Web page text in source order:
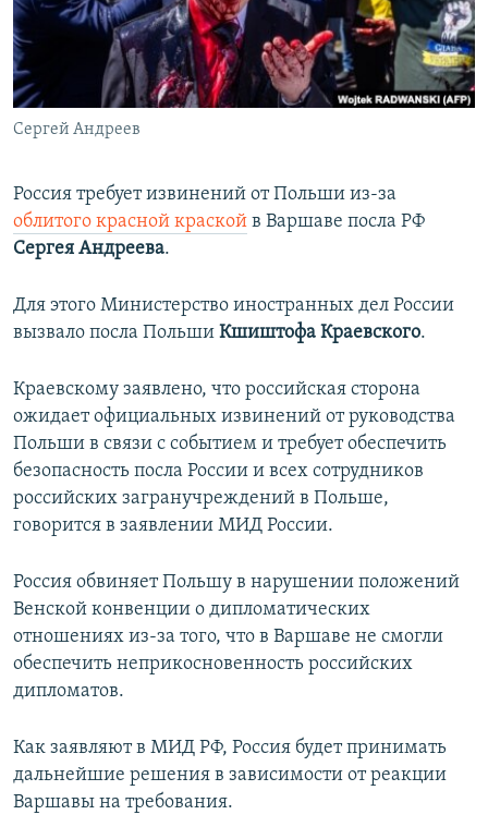
ПОБЕДИТЕЛЕЙ НЕ СУДЯТ?
КРЫМ.НЕПОКОРЕННЫЙ
ELIFBE
УКРАИНСКАЯ ПРОБЛЕМА КРЫМА
ПРИСОЕДИНЯЙТЕСЬ!
Сергей Андреев
Россия требует извинений от Польши из-за
облитого красной краской в Варшаве посла РФ
Сергея Андреева.
Для этого Министерство иностранных дел России
вызвало посла Польши Кшиштофа Краевского.
Краевскому заявлено, что российская сторона
ожидает официальных извинений от руководства
Польши в связи с событием и требует обеспечить
безопасность посла России и всех сотрудников
российских загранучреждений в Польше,
говорится в заявлении МИД России.
Россия обвиняет Польшу в нарушении положений
Венской конвенции о дипломатических
отношениях из-за того, что в Варшаве не смогли
обеспечить неприкосновенность российских
дипломатов.
Как заявляют в МИД РФ, Россия будет принимать
дальнейшие решения в зависимости от реакции
Варшавы на требования.